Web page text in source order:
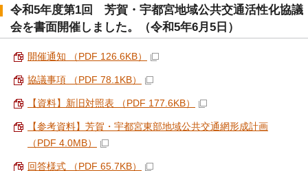
令和5年度第1回 芳賀・宇都宮地域公共交通活性化協議
会を書面開催しました。（令和5年6月5日）
開催通知 （PDF 126.6KB）
協議事項 （PDF 78.1KB）
【資料】新旧対照表 （PDF 177.6KB）
【参考資料】芳賀・宇都宮東部地域公共交通網形成計画
（PDF 4.0MB）
回答様式 （PDF 65.7KB）